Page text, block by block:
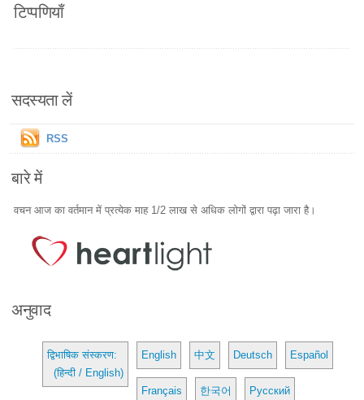
टिप्पणियाँ
सदस्यता लें
RSS
बारे में
वचन आज का वर्तमान में प्रत्येक माह 1/2 लाख से अधिक लोगों द्वारा पढ़ा जारा है।
अनुवाद
द्विभाषिक संस्करण:
(हिन्दी / English)
English 中文 Deutsch Español
Français 한국어 Русский